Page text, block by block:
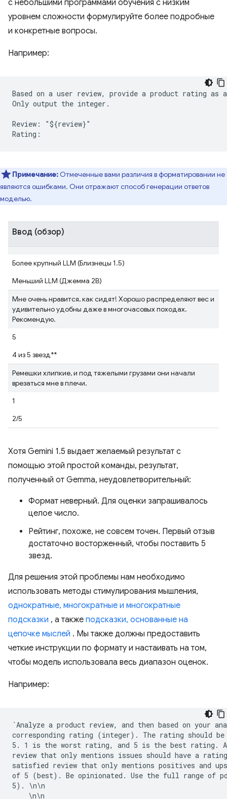
с небольшими программами обучения с низким
уровнем сложности формулируйте более подробные
и конкретные вопросы.
Например:
Based on a user review, provide a product rating as
Only output the integer.
Review: "${review}"
Примечание: Отмеченные вами различия в форматировании не
являются ошибками. Они отражают способ генерации ответов
моделью.
Ввод (обзор)
Более крупный LLM (Близнецы 1.5)
Меньший LLM (Джемма 2B)
Мне очень нравится, как сидят! Хорошо распределяют вес и
удивительно удобны даже в многочасовых походах.
Рекомендую.
5
4 из 5 звезд**
Ремешки хлипкие, и под тяжелыми грузами они начали
врезаться мне в плечи.
1
2/5
Хотя Gemini 1.5 выдает желаемый результат с
помощью этой простой команды, результат,
полученный от Gemma, неудовлетворительный:
Формат неверный. Для оценки запрашивалось
целое число.
Рейтинг, похоже, не совсем точен. Первый отзыв
достаточно восторженный, чтобы поставить 5
звезд.
Для решения этой проблемы нам необходимо
использовать методы стимулирования мышления,
однократные, многократные и многократные
подсказки , а также подсказки, основанные на
цепочке мыслей . Мы также должны предоставить
четкие инструкции по формату и настаивать на том,
чтобы модель использовала весь диапазон оценок.
Например:
`Analyze a product review, and then based on your
corresponding rating (integer). The rating should be
5. 1 is the worst rating, and 5 is the best rating.
review that only mentions issues should have a
satisfied review that only mentions positives and
of 5 (best). Be opinionated. Use the full range of
5). \n\n
    \n\n